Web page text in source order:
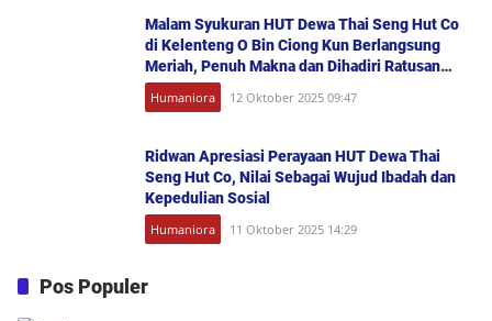
Malam Syukuran HUT Dewa Thai Seng Hut Co
di Kelenteng O Bin Ciong Kun Berlangsung
Meriah, Penuh Makna dan Dihadiri Ratusan
Umat
Humaniora 12 Oktober 2025 09:47
Ridwan Apresiasi Perayaan HUT Dewa Thai
Seng Hut Co, Nilai Sebagai Wujud Ibadah dan
Kepedulian Sosial
Humaniora 11 Oktober 2025 14:29
Pos Populer